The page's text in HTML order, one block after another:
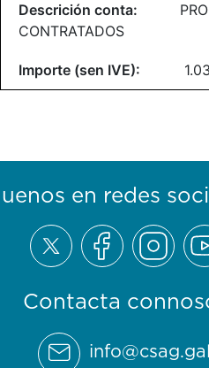
CONTRATADOS
Contacta
info@csag.gal
en redes